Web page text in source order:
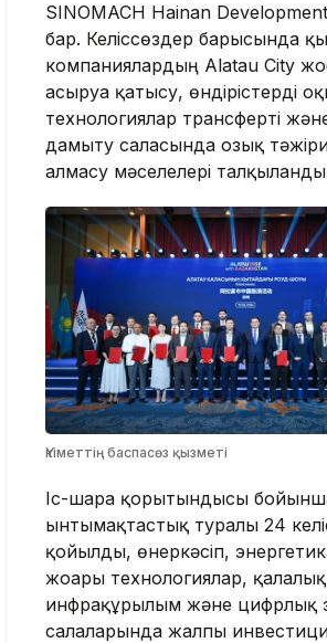
SINOMACH Hainan
бар. Келіссөздер барысында
компаниялардың Alatau City
асыруға қатысу, өндірістерді
технологиялар трансферті
дамыту саласында озық
алмасу мәселелері
Үкіметтің баспасөз қызметі
Іс-шара қорытындысы
ынтымақтастық туралы 24
қойылды, өнеркәсіп,
жоғары технологиялар, қалалық
инфрақұрылым және цифрлық
салаларында жалпы